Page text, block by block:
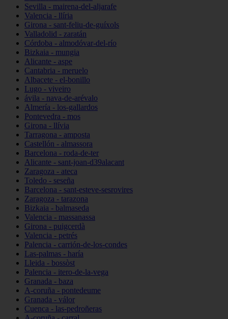
Sevilla - mairena-del-aljarafe
Valencia - llíria
Girona - sant-feliu-de-guíxols
Valladolid - zaratán
Córdoba - almodóvar-del-río
Bizkaia - mungia
Alicante - aspe
Cantabria - meruelo
Albacete - el-bonillo
Lugo - viveiro
ávila - nava-de-arévalo
Almería - los-gallardos
Pontevedra - mos
Girona - llívia
Tarragona - amposta
Castellón - almassora
Barcelona - roda-de-ter
Alicante - sant-joan-d39alacant
Zaragoza - ateca
Toledo - seseña
Barcelona - sant-esteve-sesrovires
Zaragoza - tarazona
Bizkaia - balmaseda
Valencia - massanassa
Girona - puigcerdà
Valencia - petrés
Palencia - carrión-de-los-condes
Las-palmas - haría
Lleida - bossòst
Palencia - itero-de-la-vega
Granada - baza
A-coruña - pontedeume
Granada - válor
Cuenca - las-pedroñeras